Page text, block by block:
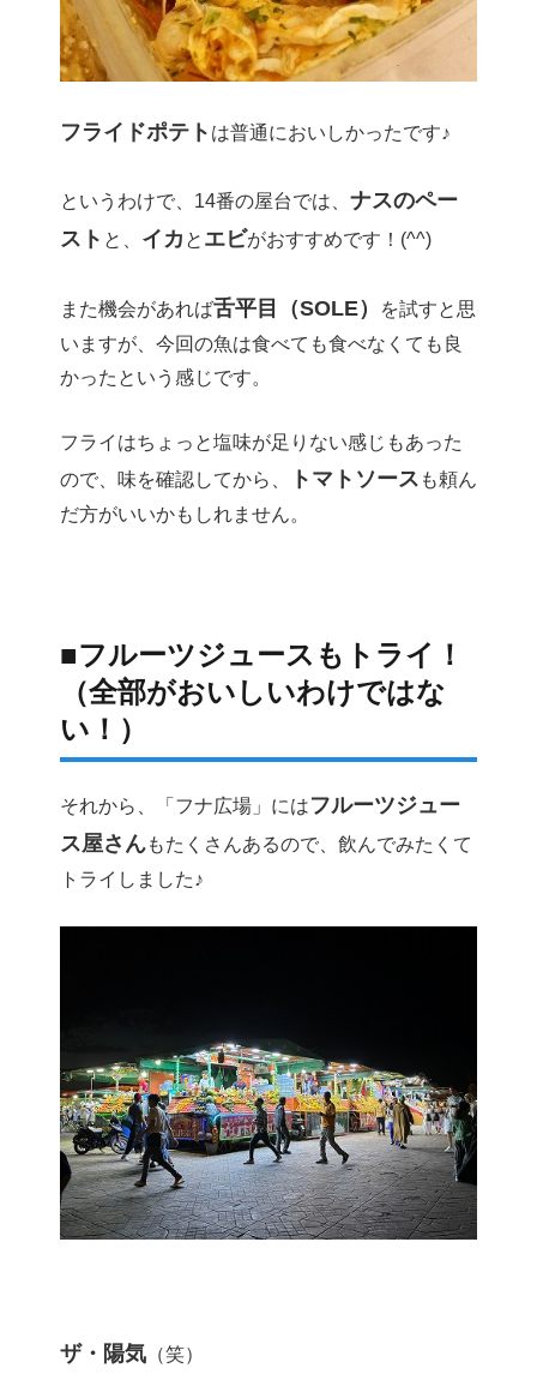
フライドポテト は普通においしかったです♪
というわけで、14番の屋台では、 ナスのペー
スト と、 イカ と エビがおすすめです！(^^)
また機会があれば舌平目（SOLE）
を試すと思
いますが、今回の魚は食べても食べなくても良
かったという感じです。
フライはちょっと塩味が足りない感じもあった
ので、味を確認してから、
トマトソース も頼ん
だ方がいいかもしれません。
■フルーツジュースもトライ！
（全部がおいしいわけではな
い！）
それから、「フナ広場」にはフルーツジュー
ス屋さんもたくさんあるので、飲んでみたくて
トライしました♪
ザ・陽気 （笑）